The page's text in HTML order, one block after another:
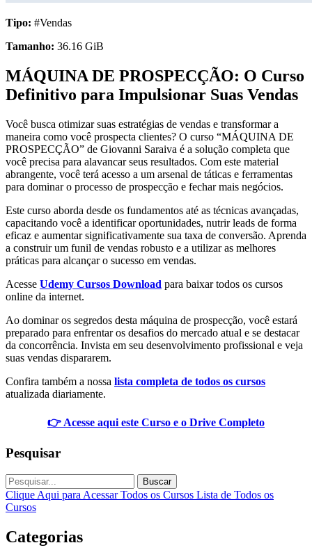
Tipo: #Vendas
Tamanho: 36.16 GiB
MÁQUINA DE PROSPECÇÃO: O Curso
Definitivo para Impulsionar Suas Vendas
Você busca otimizar suas estratégias de vendas e transformar a
maneira como você prospecta clientes? O curso “MÁQUINA DE
PROSPECÇÃO” de Giovanni Saraiva é a solução completa que
você precisa para alavancar seus resultados. Com este material
abrangente, você terá acesso a um arsenal de táticas e ferramentas
para dominar o processo de prospecção e fechar mais negócios.
Este curso aborda desde os fundamentos até as técnicas avançadas,
capacitando você a identificar oportunidades, nutrir leads de forma
eficaz e aumentar significativamente sua taxa de conversão. Aprenda
a construir um funil de vendas robusto e a utilizar as melhores
práticas para alcançar o sucesso em vendas.
Acesse Udemy Cursos Download para baixar todos os cursos
online da internet.
Ao dominar os segredos desta máquina de prospecção, você estará
preparado para enfrentar os desafios do mercado atual e se destacar
da concorrência. Invista em seu desenvolvimento profissional e veja
suas vendas dispararem.
Confira também a nossa lista completa de todos os cursos
atualizada diariamente.
👉 Acesse aqui este Curso e o Drive Completo
Pesquisar
Buscar
Clique Aqui para Acessar Todos os Cursos Lista de Todos os
Cursos
Categorias